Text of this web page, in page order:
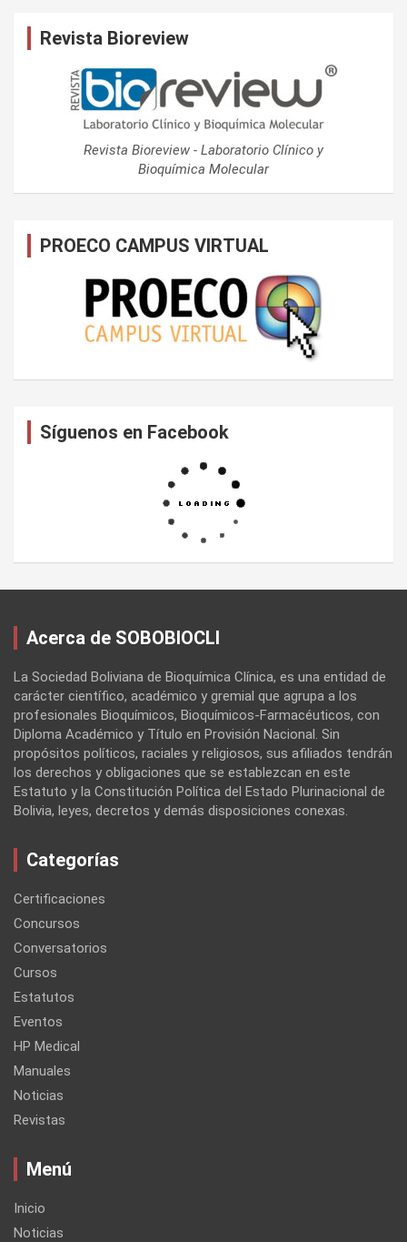
Revista Bioreview
Revista Bioreview - Laboratorio Clínico y
Bioquímica Molecular
PROECO CAMPUS VIRTUAL
Síguenos en Facebook
Acerca de SOBOBIOCLI
La Sociedad Boliviana de Bioquímica Clínica, es una entidad de
carácter científico, académico y gremial que agrupa a los
profesionales Bioquímicos, Bioquímicos-Farmacéuticos, con
Diploma Académico y Título en Provisión Nacional. Sin
propósitos políticos, raciales y religiosos, sus afiliados tendrán
los derechos y obligaciones que se establezcan en este
Estatuto y la Constitución Política del Estado Plurinacional de
Bolivia, leyes, decretos y demás disposiciones conexas.
Categorías
Certificaciones
Concursos
Conversatorios
Cursos
Estatutos
Eventos
HP Medical
Manuales
Noticias
Revistas
Menú
Inicio
Noticias